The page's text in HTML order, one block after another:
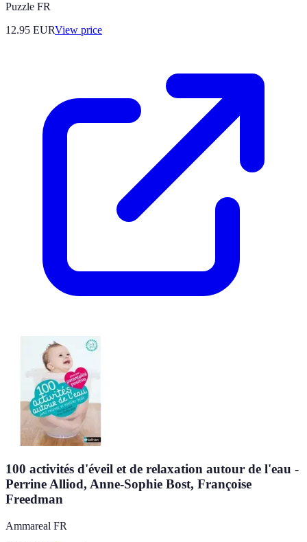
Puzzle FR
12.95 EURView price
100 activités d'éveil et de relaxation autour de l'eau -
Perrine Alliod, Anne-Sophie Bost, Françoise
Freedman
Ammareal FR